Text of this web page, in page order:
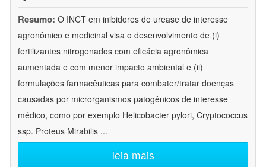
Resumo: O INCT em inibidores de urease de interesse
agronômico e medicinal visa o desenvolvimento de (i)
fertilizantes nitrogenados com eficácia agronômica
aumentada e com menor impacto ambiental e (ii)
formulações farmacêuticas para combater/tratar doenças
causadas por microrganismos patogênicos de interesse
médico, como por exemplo Helicobacter pylori, Cryptococcus
ssp. Proteus Mirabilis ...
leia mais